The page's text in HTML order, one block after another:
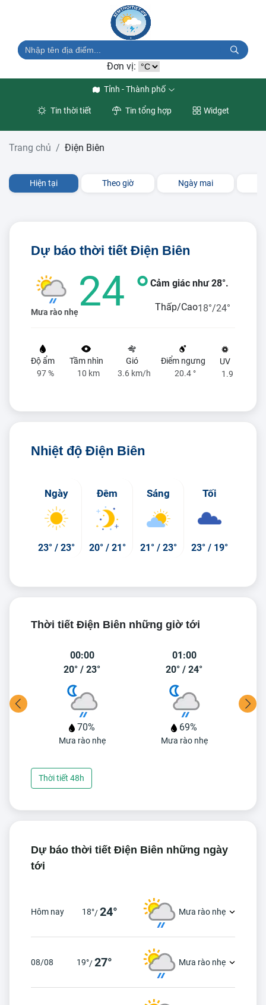
Đơn vị:
Tỉnh - Thành phố
Tin thời tiết Tin tổng hợp Widget
Trang chủ Điện Biên
Hiện tại Theo giờ Ngày mai
Dự báo thời tiết Điện Biên
Mưa rào nhẹ24 ° Cảm giác như 28°.
Thấp/Cao18°/24°
Độ ẩm
97 %
Tầm nhìn
10 km
Gió
3.6 km/h
Điểm ngưng
20.4 °
UV
1.9
Nhiệt độ Điện Biên
Ngày
23° / 23°
Đêm
20° / 21°
Sáng
21° / 23°
Tối
23° / 19°
Thời tiết Điện Biên những giờ tới
00:00
20° / 23°
70%
Mưa rào nhẹ
01:00
20° / 24°
69%
Mưa rào nhẹ
Thời tiết 48h
Dự báo thời tiết Điện Biên những ngày
tới
Hôm nay 18°/24° Mưa rào nhẹ
08/08 19°/27° Mưa rào nhẹ